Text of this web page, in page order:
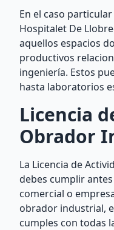
En el caso
Hospitalet De
aquellos espacios
productivos
ingeniería. Estos
hasta laboratorios
Licencia
Obrador
La Licencia de
debes cumplir
comercial o
obrador industrial,
cumples con todas